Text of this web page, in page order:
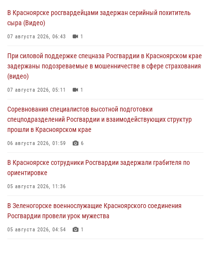
В Красноярске росгвардейцами задержан серийный похититель
сыра (Видео)
07 августа 2026, 06:43 1
При силовой поддержке спецназа Росгвардии в Красноярском крае
задержаны подозреваемые в мошенничестве в сфере страхования
(видео)
07 августа 2026, 05:11 1
Соревнования специалистов высотной подготовки
спецподразделений Росгвардии и взаимодействующих структур
прошли в Красноярском крае
06 августа 2026, 01:59 6
В Красноярске сотрудники Росгвардии задержали грабителя по
ориентировке
05 августа 2026, 11:36
В Зеленогорске военнослужащие Красноярского соединения
Росгвардии провели урок мужества
05 августа 2026, 04:54 1